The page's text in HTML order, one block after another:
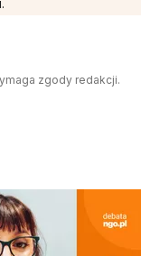
zgody redakcji.